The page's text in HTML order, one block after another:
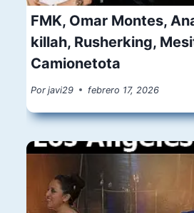
FMK, Omar Montes,
killah, Rusherking,
Camionetota
Por javi29 febrero 17, 2026